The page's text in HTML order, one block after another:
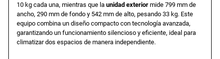
€
10 kg cada una, mientras que la unidad exteriormide 799 mm de
ancho, 290 mm de fondo y 542 mm de alto, pesando 33 kg. Este
equipo combina un diseño compacto con tecnología avanzada,
garantizando un funcionamiento silencioso y eficiente, ideal para
climatizar dos espacios de manera independiente.